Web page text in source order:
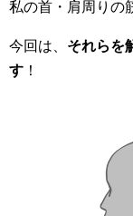
私の首・肩周りの
今回は、 それらを
す ！